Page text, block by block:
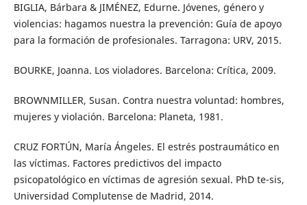
BIGLIA, Bárbara & JIMÉNEZ, Edurne. Jóvenes, género y
violencias: hagamos nuestra la prevención: Guía de apoyo
para la formación de profesionales. Tarragona: URV, 2015.
BOURKE, Joanna. Los violadores. Barcelona: Crítica, 2009.
BROWNMILLER, Susan. Contra nuestra voluntad: hombres,
mujeres y violación. Barcelona: Planeta, 1981.
CRUZ FORTÚN, María Ángeles. El estrés postraumático en
las víctimas. Factores predictivos del impacto
psicopatológico en víctimas de agresión sexual. PhD te-sis,
Universidad Complutense de Madrid, 2014.